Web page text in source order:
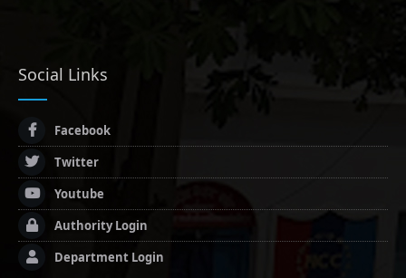
Social Links
Facebook
Twitter
Youtube
Authority Login
Department Login